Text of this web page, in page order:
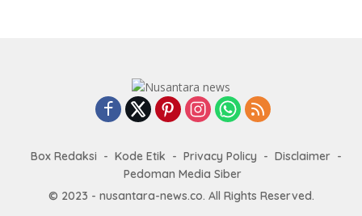
Box Redaksi Kode Etik Privacy Policy
Disclaimer
Pedoman Media Siber
© 2023 - nusantara-news.co. All Rights Reserved.